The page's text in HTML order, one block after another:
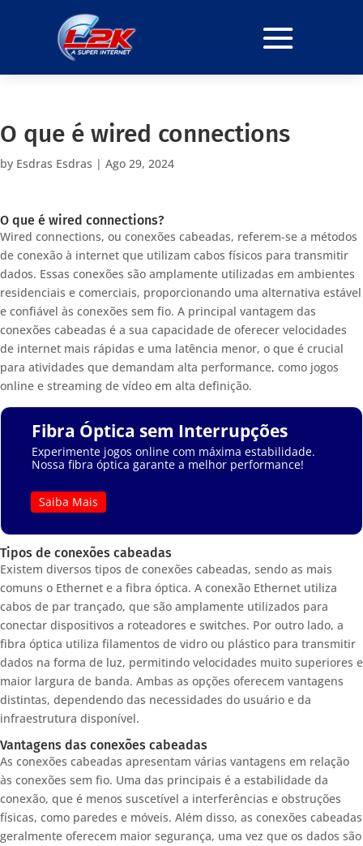
O que é wired connections
by Esdras Esdras | Ago 29, 2024
O que é wired connections?
Wired connections, ou conexões cabeadas, referem-se a métodos
de conexão à internet que utilizam cabos físicos para transmitir
dados. Essas conexões são amplamente utilizadas em ambientes
residenciais e comerciais, proporcionando uma alternativa estável
e confiável às conexões sem fio. A principal vantagem das
conexões cabeadas é a sua capacidade de oferecer velocidades
de internet mais rápidas e uma latência menor, o que é crucial
para atividades que demandam alta performance, como jogos
online e streaming de vídeo em alta definição.
Fibra Óptica sem Interrupções
Experimente jogos online com máxima estabilidade.
Nossa fibra óptica garante a melhor performance!
Saiba Mais
Tipos de conexões cabeadas
Existem diversos tipos de conexões cabeadas, sendo as mais
comuns o Ethernet e a fibra óptica. A conexão Ethernet utiliza
cabos de par trançado, que são amplamente utilizados para
conectar dispositivos a roteadores e switches. Por outro lado, a
fibra óptica utiliza filamentos de vidro ou plástico para transmitir
dados na forma de luz, permitindo velocidades muito superiores e
maior largura de banda. Ambas as opções oferecem vantagens
distintas, dependendo das necessidades do usuário e da
infraestrutura disponível.
Vantagens das conexões cabeadas
As conexões cabeadas apresentam várias vantagens em relação
às conexões sem fio. Uma das principais é a estabilidade da
conexão, que é menos suscetível a interferências e obstruções
físicas, como paredes e móveis. Além disso, as conexões cabeadas
geralmente oferecem maior segurança, uma vez que os dados são